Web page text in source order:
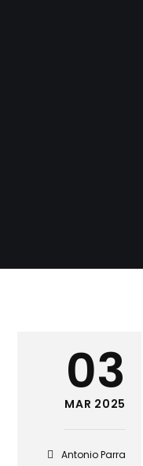
03
MAR 2025
Antonio Parra